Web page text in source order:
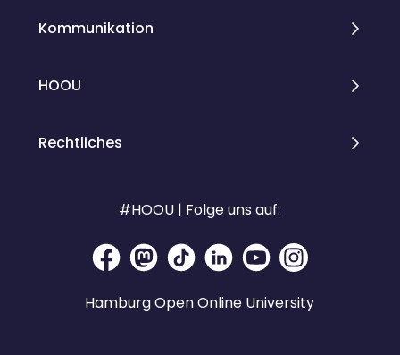
Kommunikation
HOOU
Rechtliches
#HOOU | Folge uns auf:
Hamburg Open Online University